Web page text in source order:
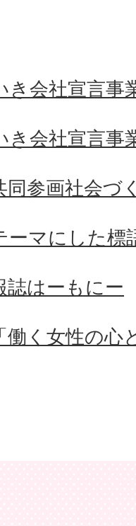
き会社宣言事
き会社宣言事
同参画社会づ
ーマにした標
誌はーもにー
働く女性の